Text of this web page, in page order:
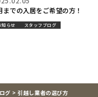
までの入居をご希望の方！
知らせ スタッフブログ
グ >引越し業者の選び方